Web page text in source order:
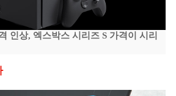
인상, 엑스박스 시리즈 S 가격이 시리